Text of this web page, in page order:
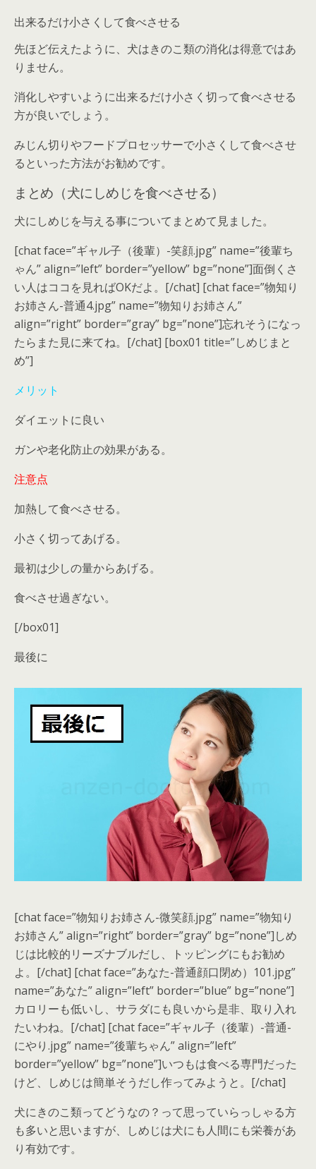
出来るだけ小さくして食べさせる
先ほど伝えたように、犬はきのこ類の消化は得意ではあ
りません。
消化しやすいように出来るだけ小さく切って食べさせる
方が良いでしょう。
みじん切りやフードプロセッサーで小さくして食べさせ
るといった方法がお勧めです。
まとめ（犬にしめじを食べさせる）
犬にしめじを与える事についてまとめて見ました。
[chat face=”ギャル子（後輩）-笑顔.jpg” name=”後輩ち
ゃん” align=”left” border=”yellow” bg=”none”]面倒くさ
い人はココを見ればOKだよ。[/chat] [chat face=”物知り
お姉さん-普通4.jpg” name=”物知りお姉さん”
align=”right” border=”gray” bg=”none”]忘れそうになっ
たらまた見に来てね。[/chat] [box01 title=”しめじまと
め”]
メリット
ダイエットに良い
ガンや老化防止の効果がある。
注意点
加熱して食べさせる。
小さく切ってあげる。
最初は少しの量からあげる。
食べさせ過ぎない。
[/box01]
最後に
[chat face=”物知りお姉さん-微笑顔.jpg” name=”物知り
お姉さん” align=”right” border=”gray” bg=”none”]しめ
じは比較的リーズナブルだし、トッピングにもお勧め
よ。[/chat] [chat face=”あなた-普通顔口閉め）101.jpg”
name=”あなた” align=”left” border=”blue” bg=”none”]
カロリーも低いし、サラダにも良いから是非、取り入れ
たいわね。[/chat] [chat face=”ギャル子（後輩）-普通-
にやり.jpg” name=”後輩ちゃん” align=”left”
border=”yellow” bg=”none”]いつもは食べる専門だった
けど、しめじは簡単そうだし作ってみようと。[/chat]
犬にきのこ類ってどうなの？って思っていらっしゃる方
も多いと思いますが、しめじは犬にも人間にも栄養があ
り有効です。